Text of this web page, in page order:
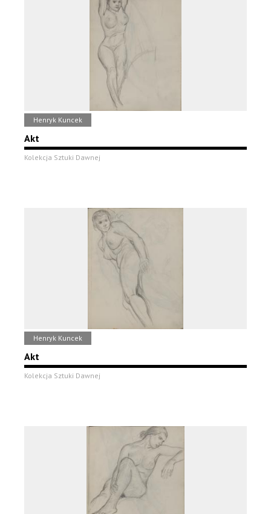
Henryk Kuncek
Akt
Kolekcja Sztuki Dawnej
Henryk Kuncek
Akt
Kolekcja Sztuki Dawnej